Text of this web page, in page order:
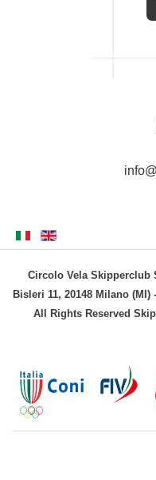
Circolo Vela Skipperclub
Bisleri 11, 20148 Milano (MI)
All Rights Reserved